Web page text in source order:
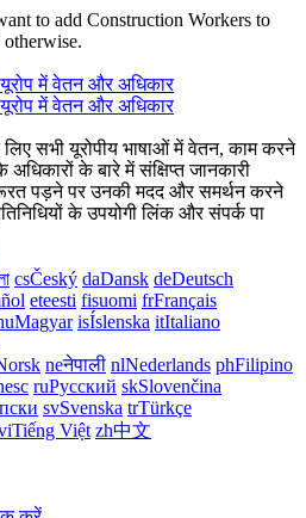
to add Construction Workers to
सभी यूरोपीय भाषाओं में वेतन, काम करने
अधिकारों के बारे में संक्षिप्त जानकारी
पड़ने पर उनकी मदद और समर्थन करने
के उपयोगी लिंक और संपर्क पा
csČeský daDansk deDeutsch
eteesti fisuomi frFrançais
Magyar isÍslenska itItaliano
neनेपाली nlNederlands phFilipino
ruРусский skSlovenčina
svSvenska trTürkçe
Tiếng Việt zh中文